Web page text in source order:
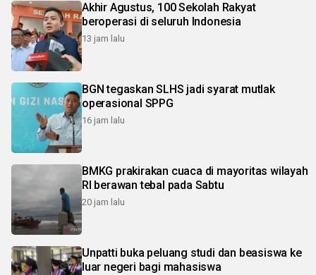
Akhir Agustus, 100 Sekolah Rakyat
beroperasi di seluruh Indonesia
13 jam lalu
BGN tegaskan SLHS jadi syarat mutlak
operasional SPPG
16 jam lalu
BMKG prakirakan cuaca di mayoritas wilayah
RI berawan tebal pada Sabtu
20 jam lalu
Unpatti buka peluang studi dan beasiswa ke
luar negeri bagi mahasiswa